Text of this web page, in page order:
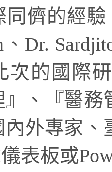
同儕的經
、Dr.
次的國際
』、『醫
內外專家
表板或